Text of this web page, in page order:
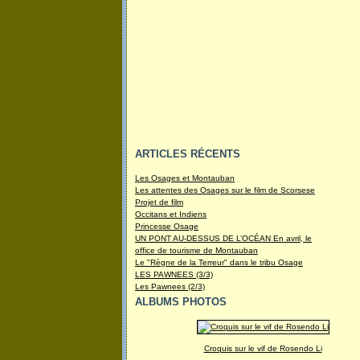
ARTICLES RÉCENTS
Les Osages et Montauban
Les attentes des Osages sur le film de Scorsese
Projet de film
Occitans et Indiens
Princesse Osage
UN PONT AU-DESSUS DE L’OCÉAN En avril, le
office de tourisme de Montauban
Le "Règne de la Terreur" dans le tribu Osage
LES PAWNEES (3/3)
Les Pawnees (2/3)
ALBUMS PHOTOS
Croquis sur le vif de Rosendo Li